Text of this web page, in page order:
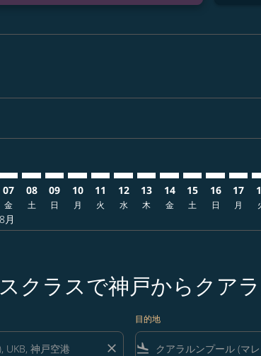
07
金
8月
08
土
09
日
10
月
11
火
12
水
13
木
14
金
15
土
16
日
17
月
クラスで神戸からクア
close
目的地
flight_land